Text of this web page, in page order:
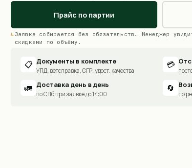
Прайс по партии
Заявка собирается без обязательств. Менеджер
скидками по объёму.
📋 Документы в комплекте
УПД, ветсправка, СГР, удост. качества
💳
🚛 Доставка день в день
по СПб при заявке до 14:00
🔄
по